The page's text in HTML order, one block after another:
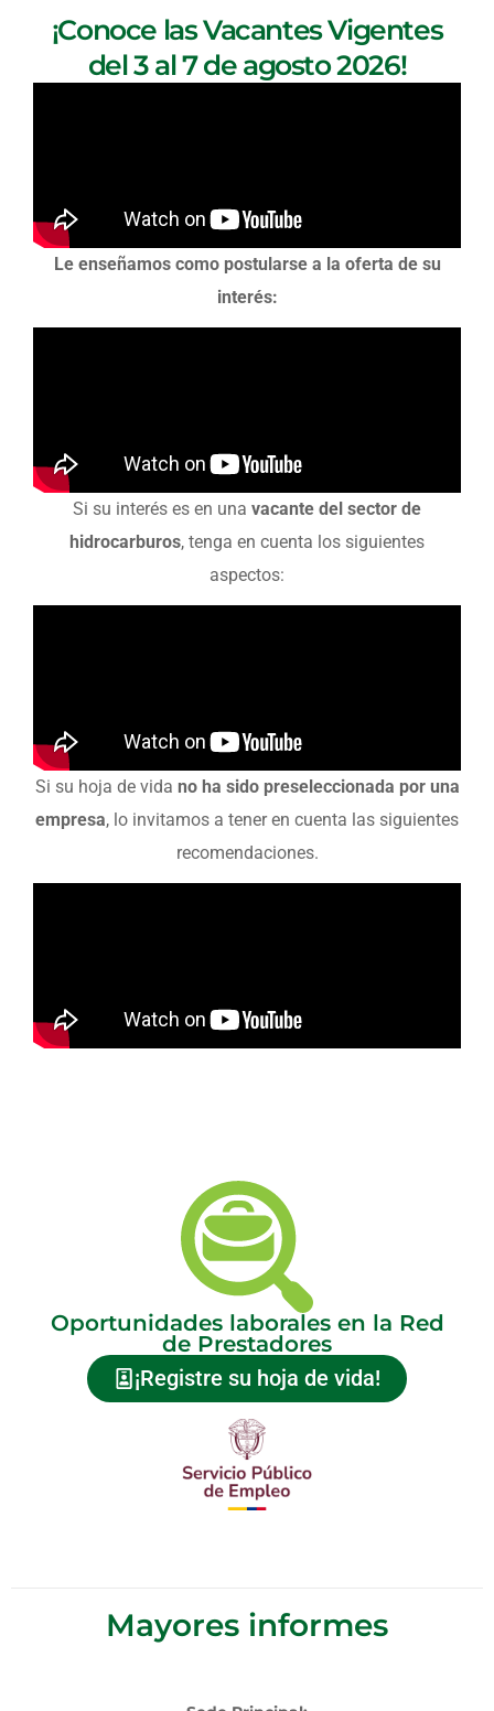
¡Conoce las Vacantes Vigentes
del 3 al 7 de agosto 2026!
Le enseñamos como postularse a la oferta de su
interés:
Si su interés es en una vacante del sector de
hidrocarburos, tenga en cuenta los siguientes
aspectos:
Si su hoja de vida no ha sido preseleccionada por una
empresa, lo invitamos a tener en cuenta las siguientes
recomendaciones.
Oportunidades laborales en la Red
de Prestadores
¡Registre su hoja de vida!
Mayores informes